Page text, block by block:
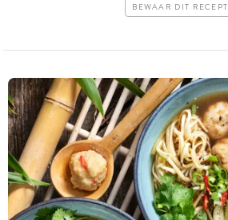
BEWAAR DIT RECEPT